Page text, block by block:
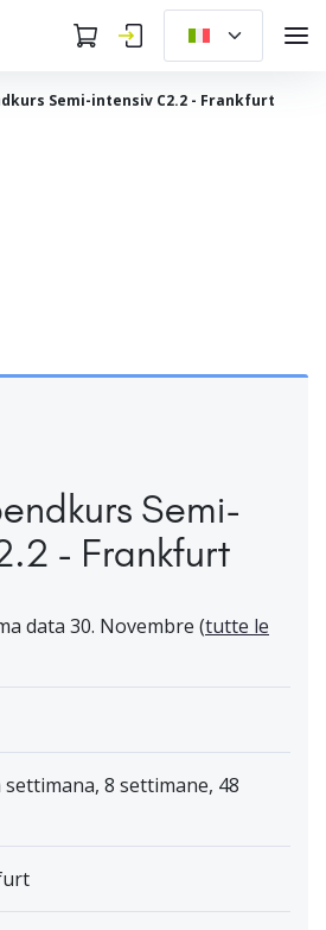
Semi-intensiv C2.2 - Frankfurt
Semi-
- Frankfurt
data 30. Novembre (tutte le
8 settimane, 48